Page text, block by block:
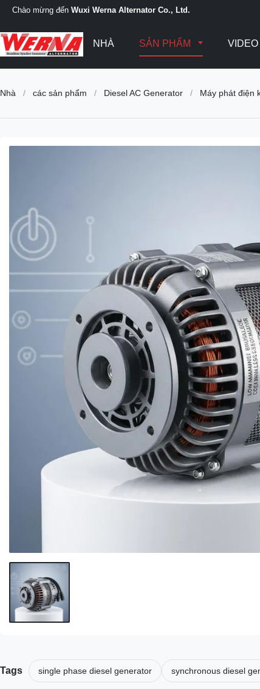
Chào mừng đến Wuxi Werna Alternator Co., Ltd.
NHÀ SẢN PHẨM VIDEO
Nhà / các sản phẩm / Diesel AC Generator / Máy phát điện
Tags single phase diesel generator synchronous diesel